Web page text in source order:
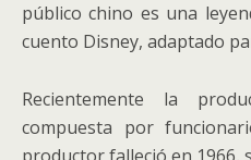
público chino es una
cuento Disney, adaptado
Recientemente la
compuesta por